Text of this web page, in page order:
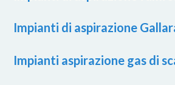
Impianti di aspirazione
Impianti aspirazione gas di